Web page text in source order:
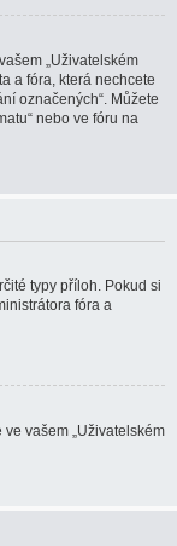
„Uživatelském
a fóra, která nechcete
označených“. Můžete
nebo ve fóru na
typy příloh. Pokud si
fóra a
vašem „Uživatelském